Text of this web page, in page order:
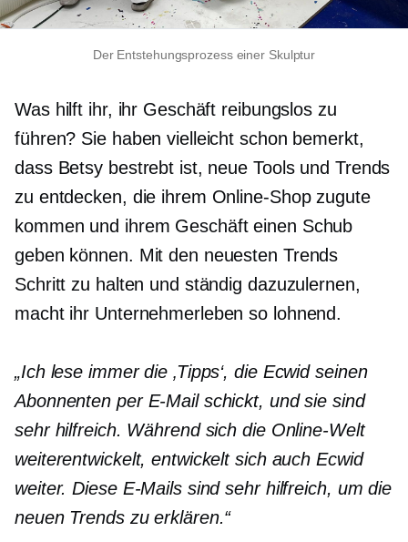
Der Entstehungsprozess einer Skulptur
Was hilft ihr, ihr Geschäft reibungslos zu
führen? Sie haben vielleicht schon bemerkt,
dass Betsy bestrebt ist, neue Tools und Trends
zu entdecken, die ihrem Online-Shop zugute
kommen und ihrem Geschäft einen Schub
geben können. Mit den neuesten Trends
Schritt zu halten und ständig dazuzulernen,
macht ihr Unternehmerleben so lohnend.
„Ich lese immer die ‚Tipps‘, die Ecwid seinen
Abonnenten per E-Mail schickt, und sie sind
sehr hilfreich. Während sich die Online-Welt
weiterentwickelt, entwickelt sich auch Ecwid
weiter. Diese E-Mails sind sehr hilfreich, um die
neuen Trends zu erklären.“